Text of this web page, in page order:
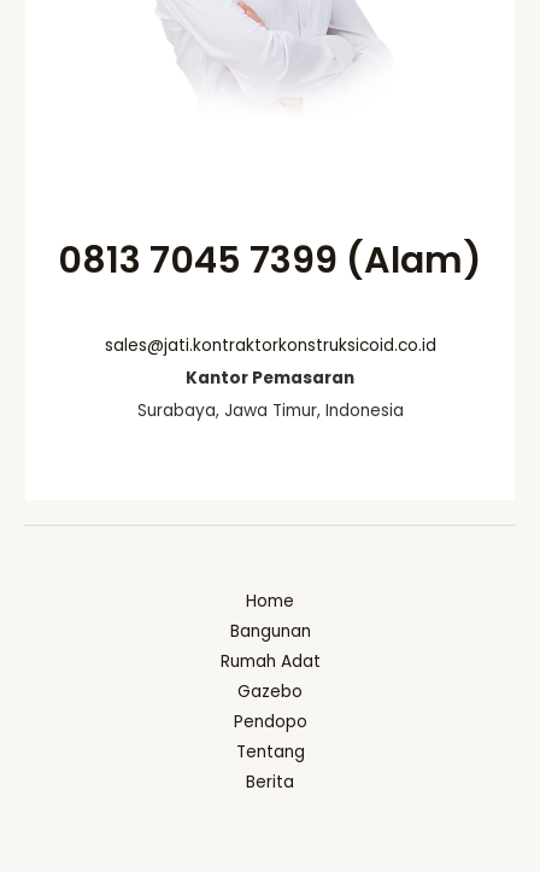
0813 7045 7399 (Alam)
sales@jati.kontraktorkonstruksicoid.co.id
Kantor Pemasaran
Surabaya, Jawa Timur, Indonesia
Home
Bangunan
Rumah Adat
Gazebo
Pendopo
Tentang
Berita